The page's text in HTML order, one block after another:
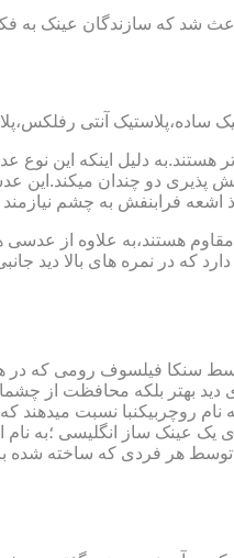
شد که سازندگان عینک به
دلیل اینکه این
پذیری دو چندان
اشعه فرابنفش به چشم
هستند،به علاوه از
که در نمره های بالا دید
سنکا فیلسوف رومی که در
بهتر بلکه محافظت از
کتاب خطوط و کلمات را درشت تر و واضح تر می دید.اما چیزی که مشخص است
هر فردی که ساخته شده